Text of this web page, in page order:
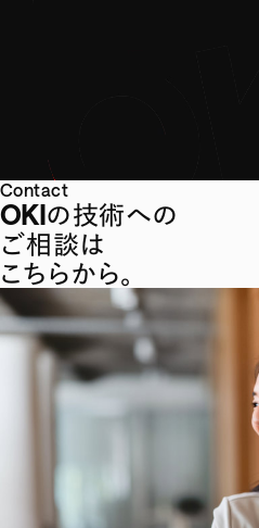
Contact
OKIの技術への
ご相談は
こちらから。